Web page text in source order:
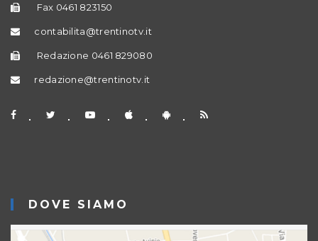
Fax 0461 823150
contabilita@trentinotv.it
Redazione 0461 829080
redazione@trentinotv.it
DOVE SIAMO